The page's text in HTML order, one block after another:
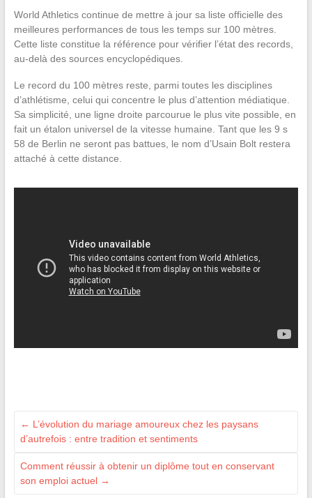
World Athletics continue de mettre à jour sa liste officielle des
meilleures performances de tous les temps sur 100 mètres.
Cette liste constitue la référence pour vérifier l’état des records,
au-delà des sources encyclopédiques.
Le record du 100 mètres reste, parmi toutes les disciplines
d’athlétisme, celui qui concentre le plus d’attention médiatique.
Sa simplicité, une ligne droite parcourue le plus vite possible, en
fait un étalon universel de la vitesse humaine. Tant que les 9 s
58 de Berlin ne seront pas battues, le nom d’Usain Bolt restera
attaché à cette distance.
← L’évolution du mariage amoureux chez les paysans
d’autrefois : entre tradition et sentiments
Comment réussir à obtenir un diplôme tout en conservant
son emploi actuel →